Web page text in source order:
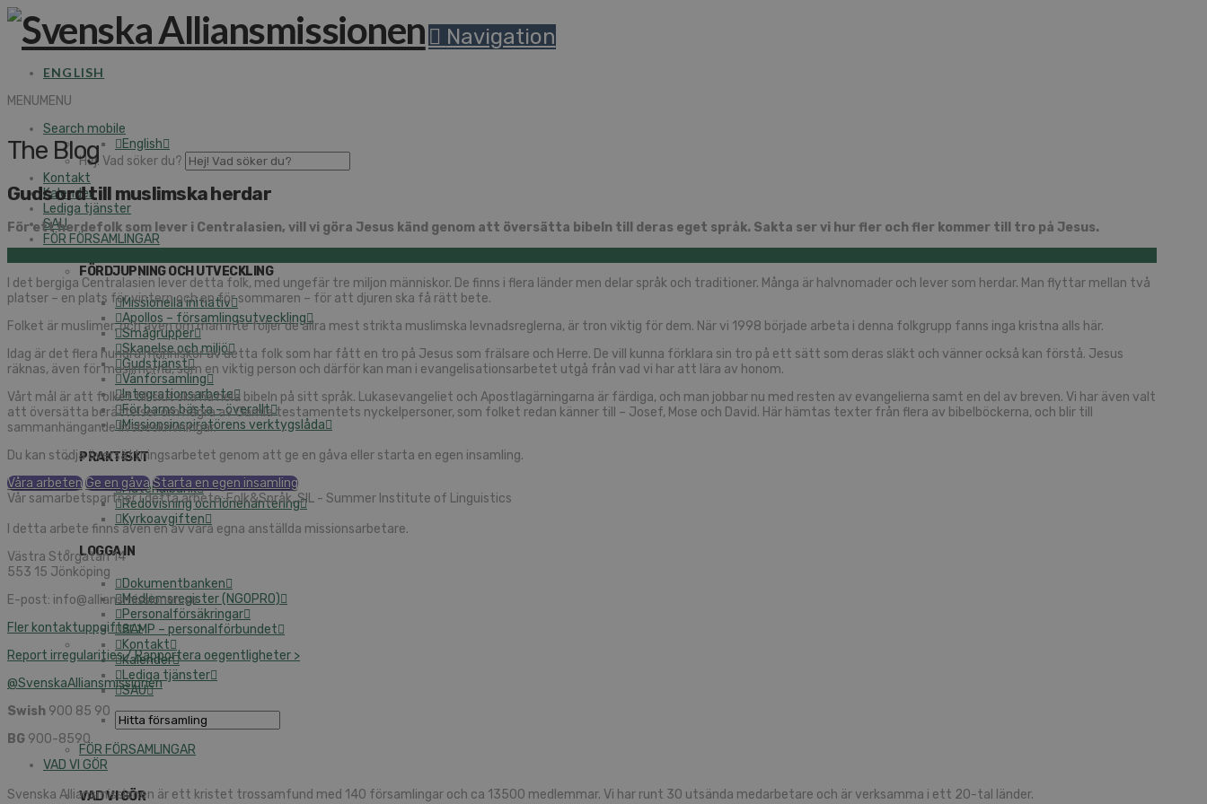
Navigation
ENGLISH
MENUMENU
Search mobile
English
Hej! Vad söker du?
Kontakt
Kalender
Lediga tjänster
SAU
FÖR FÖRSAMLINGAR
FÖRDJUPNING OCH UTVECKLING
Missionella initiativ
Apollos – församlingsutveckling
Smågrupper
Skapelse och miljö
Gudstjänst
Vänförsamling
Integrationsarbete
För barns bästa – överallt
Missionsinspiratörens verktygslåda
PRAKTISKT
Materialbank
Redovisning och lönehantering
Kyrkoavgiften
LOGGA IN
Dokumentbanken
Medlemsregister (NGOPRO)
Personalförsäkringar
SAMP – personalförbundet
Kontakt
Kalender
Lediga tjänster
SAU
FÖR FÖRSAMLINGAR
VAD VI GÖR
VAD VI GÖR
The Blog
Guds ord till muslimska herdar
För ett herdefolk som lever i Centralasien, vill vi göra Jesus känd genom att översätta bibeln till deras eget språk. Sakta ser vi hur fler och fler kommer till tro på Jesus.
I det bergiga Centralasien lever detta folk, med ungefär tre miljon människor. De finns i flera länder men delar språk och traditioner. Många är halvnomader och lever som herdar. Man flyttar mellan två
platser – en plats för vintern och en för sommaren – för att djuren ska få rätt bete.
Folket är muslimer, och även om man inte följer de allra mest strikta muslimska levnadsreglerna, är tron viktig för dem. När vi 1998 började arbeta i denna folkgrupp fanns inga kristna alls här.
Idag är det flera hundra människor av detta folk som har fått en tro på Jesus som frälsare och Herre. De vill kunna förklara sin tro på ett sätt som deras släkt och vänner också kan förstå. Jesus
räknas, även för muslimerna, som en viktig person och därför kan man i evangelisationsarbetet utgå från vad vi har att lära av honom.
Vårt mål är att folket till slut ska ha hela bibeln på sitt språk. Lukasevangeliet och Apostlagärningarna är färdiga, och man jobbar nu med resten av evangelierna samt en del av breven. Vi har även valt
att översätta berättelser om några av Gamla testamentets nyckelpersoner, som folket redan känner till – Josef, Mose och David. Här hämtas texter från flera av bibelböckerna, och blir till
sammanhängande livsbeskrivningar.
Du kan stödja översättningsarbetet genom att ge en gåva eller starta en egen insamling.
Våra arbetenGe en gåvaStarta en egen insamling
Vår samarbetspartner i detta arbete: Folk&Språk, SIL - Summer Institute of Linguistics
I detta arbete finns även en av våra egna anställda missionsarbetare.
Västra Storgatan 14
553 15 Jönköping
E-post: info@alliansmissionen.se
Fler kontaktuppgifter >
Report irregularities / Rapportera oegentligheter >
@SvenskaAlliansmissionen
Swish 900 85 90
BG 900-8590
Svenska Alliansmissionen är ett kristet trossamfund med 140 församlingar och ca 13500 medlemmar. Vi har runt 30 utsända medarbetare och är verksamma i ett 20-tal länder.